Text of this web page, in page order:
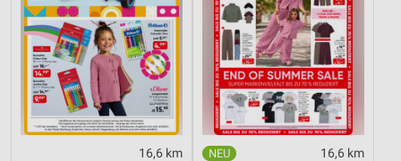
16,6 km 16,6 km